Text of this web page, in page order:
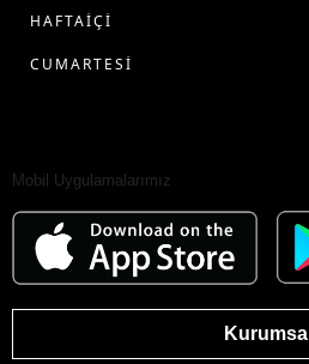
HAFTAİÇİ
CUMARTESİ
Mobil Uygulamalarımız
Kurumsal